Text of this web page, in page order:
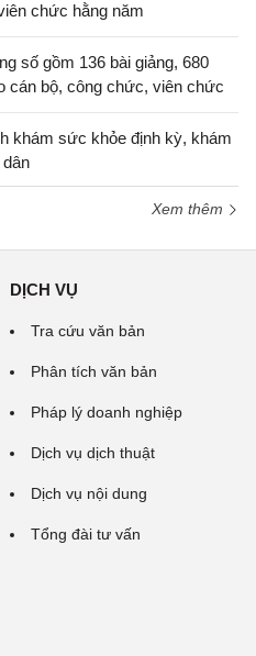
chức hằng năm
số gồm 136 bài giảng, 680
cán bộ, công chức, viên chức
khám sức khỏe định kỳ, khám
Xem thêm
DỊCH VỤ
Tra cứu văn bản
Phân tích văn bản
Pháp lý doanh nghiệp
Dịch vụ dịch thuật
Dịch vụ nội dung
Tổng đài tư vấn